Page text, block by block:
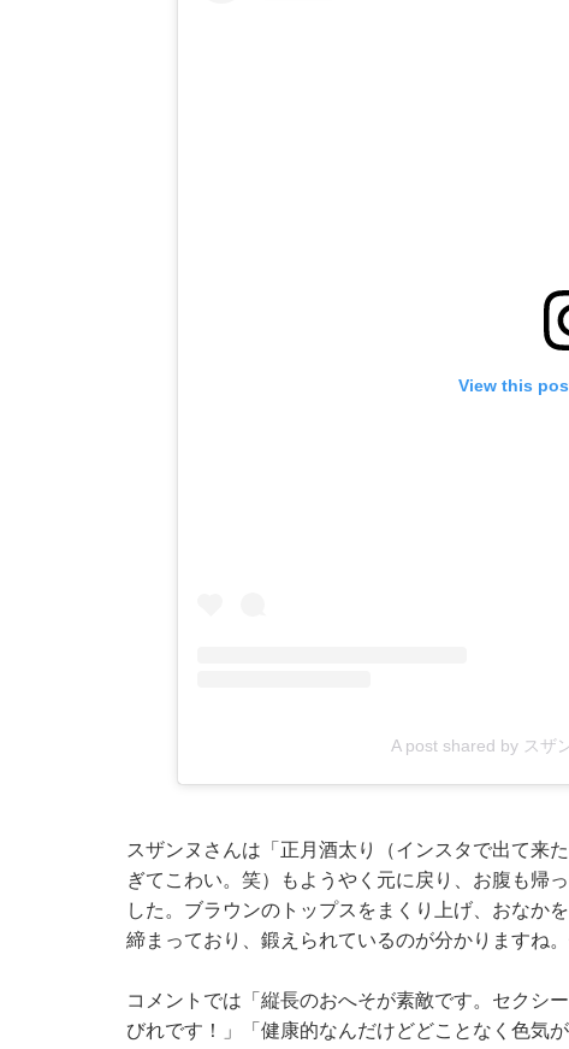
View this
A post shared by スザ
スザンヌさんは「正月酒太り（インスタで出て来
ぎてこわい。笑）もようやく元に戻り、お腹も帰
した。ブラウンのトップスをまくり上げ、おなか
締まっており、鍛えられているのが分かりますね
コメントでは「縦長のおへそが素敵です。セクシ
びれです！」「健康的なんだけどどことなく色気